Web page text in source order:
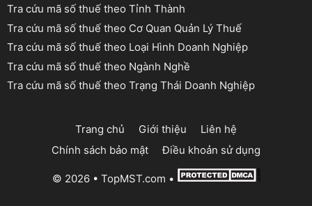
Tra cứu mã số thuế theo Tỉnh Thành
Tra cứu mã số thuế theo Cơ Quan Quản Lý Thuế
Tra cứu mã số thuế theo Loại Hình Doanh Nghiệp
Tra cứu mã số thuế theo Ngành Nghề
Tra cứu mã số thuế theo Trạng Thái Doanh Nghiệp
Trang chủ Giới thiệu
Liên hệ
Chính sách bảo mật
Điều khoản sử dụng
© 2026 • TopMST.com •